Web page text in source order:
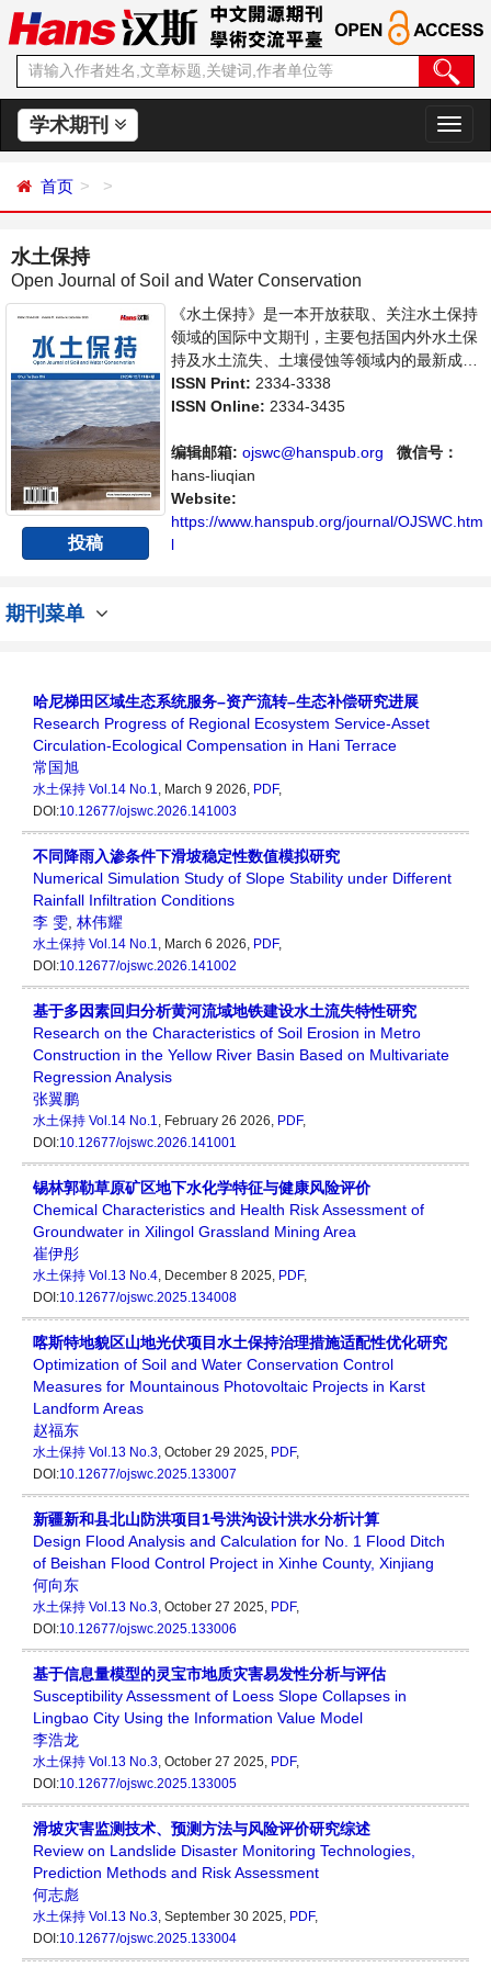
学术期刊
切
换
首页
水土保持
Open Journal of Soil and Water Conservation
投稿
《水土保持》是一本开放获取、关注水土保持
领域的国际中文期刊，主要包括国内外水土保
持及水土流失、土壤侵蚀等领域内的最新成果
介绍，学者讨论，某一领域的研究进展和专业
评论等多方面的内容，旨在给世界范围内的科
讨论水土保持领域内不同方向问题与发展的交
流平台。
ISSN Print: 2334-3338
ISSN Online: 2334-3435
编辑邮箱: ojswc@hanspub.org
微信号：
hans-liuqian
Website:
https://www.hanspub.org/journal/OJSWC.htm
l
期刊菜单
哈尼梯田区域生态系统服务–资产流转–生态补偿研究进展
Research Progress of Regional Ecosystem Service-Asset
Circulation-Ecological Compensation in Hani Terrace
常国旭
水土保持 Vol.14 No.1, March 9 2026, PDF,
DOI:10.12677/ojswc.2026.141003
不同降雨入渗条件下滑坡稳定性数值模拟研究
Numerical Simulation Study of Slope Stability under Different
Rainfall Infiltration Conditions
李 雯 林伟耀
水土保持 Vol.14 No.1, March 6 2026, PDF,
DOI:10.12677/ojswc.2026.141002
基于多因素回归分析黄河流域地铁建设水土流失特性研究
Research on the Characteristics of Soil Erosion in Metro
Construction in the Yellow River Basin Based on Multivariate
Regression Analysis
张翼鹏
水土保持 Vol.14 No.1, February 26 2026, PDF,
DOI:10.12677/ojswc.2026.141001
锡林郭勒草原矿区地下水化学特征与健康风险评价
Chemical Characteristics and Health Risk Assessment of
Groundwater in Xilingol Grassland Mining Area
崔伊彤
水土保持 Vol.13 No.4, December 8 2025, PDF,
DOI:10.12677/ojswc.2025.134008
喀斯特地貌区山地光伏项目水土保持治理措施适配性优化研究
Optimization of Soil and Water Conservation Control
Measures for Mountainous Photovoltaic Projects in Karst
Landform Areas
赵福东
水土保持 Vol.13 No.3, October 29 2025, PDF,
DOI:10.12677/ojswc.2025.133007
新疆新和县北山防洪项目1号洪沟设计洪水分析计算
Design Flood Analysis and Calculation for No. 1 Flood Ditch
of Beishan Flood Control Project in Xinhe County, Xinjiang
何向东
水土保持 Vol.13 No.3, October 27 2025, PDF,
DOI:10.12677/ojswc.2025.133006
基于信息量模型的灵宝市地质灾害易发性分析与评估
Susceptibility Assessment of Loess Slope Collapses in
Lingbao City Using the Information Value Model
李浩龙
水土保持 Vol.13 No.3, October 27 2025, PDF,
DOI:10.12677/ojswc.2025.133005
滑坡灾害监测技术、预测方法与风险评价研究综述
Review on Landslide Disaster Monitoring Technologies,
Prediction Methods and Risk Assessment
何志彪
水土保持 Vol.13 No.3, September 30 2025, PDF,
DOI:10.12677/ojswc.2025.133004